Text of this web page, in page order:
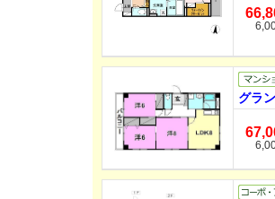
グラ